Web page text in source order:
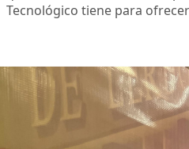
Tecnológico tiene para